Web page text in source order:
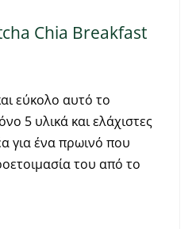
Chia Breakfast
εύκολο αυτό το
5 υλικά και ελάχιστες
για ένα πρωινό που
του από το